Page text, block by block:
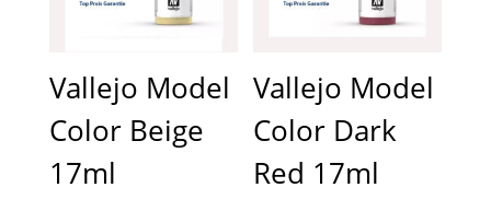
Vallejo Model
Color Beige
17ml
Vallejo Model
Color Dark
Red 17ml